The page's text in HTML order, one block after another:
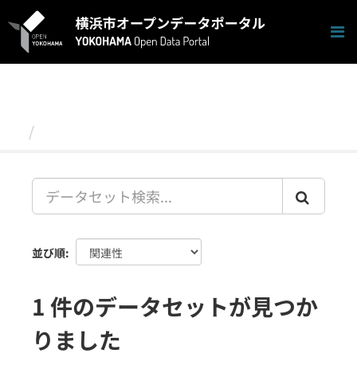
キ
並び順
1 件のデータセットが見つか
りました